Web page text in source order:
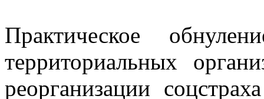
Практическое
территориальных
реорганизации